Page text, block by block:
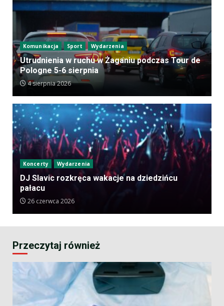
Komunikacja Sport Wydarzenia
Utrudnienia w ruchu w Żaganiu podczas Tour de
Pologne 5-6 sierpnia
4 sierpnia 2026
Koncerty Wydarzenia
DJ Slavic rozkręca wakacje na dziedzińcu
pałacu
26 czerwca 2026
Przeczytaj również